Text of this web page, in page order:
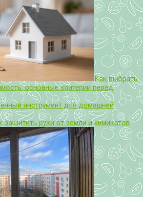
Как выбрать
основные критерии перед
инструмент для домашней
руки от земли и химикатов